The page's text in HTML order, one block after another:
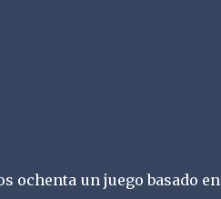
ochenta un juego basado